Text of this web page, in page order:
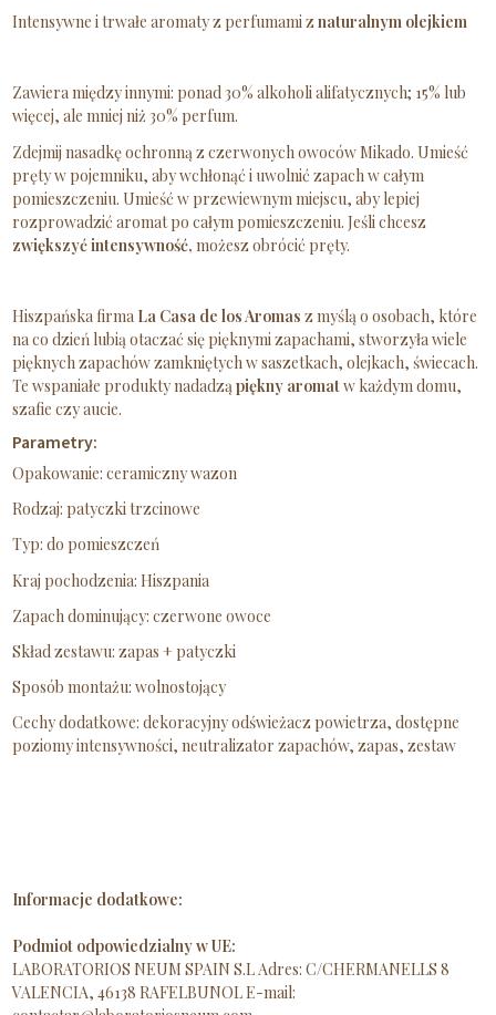
Intensywne i trwałe aromaty z perfumami znaturalnym olejkiem
Zawiera między innymi: ponad 30% alkoholi alifatycznych; 15% lub
więcej, ale mniej niż 30% perfum.
Zdejmij nasadkę ochronną z czerwonych owoców Mikado. Umieść
pręty w pojemniku, aby wchłonąć i uwolnić zapach w całym
pomieszczeniu. Umieść w przewiewnym miejscu, aby lepiej
rozprowadzić aromat po całym pomieszczeniu. Jeśli chcesz
zwiększyć intensywność, możesz obrócić pręty.
Hiszpańska firmaLa Casa de los Aromas z myślą o osobach, które
na co dzień lubią otaczać się pięknymi zapachami, stworzyła wiele
pięknych zapachów zamkniętych w saszetkach, olejkach, świecach.
Te wspaniałe produkty nadadząpiękny aromatw każdym domu,
szafie czy aucie.
Parametry:
Opakowanie: ceramiczny wazon
Rodzaj: patyczki trzcinowe
Typ: do pomieszczeń
Kraj pochodzenia: Hiszpania
Zapach dominujący: czerwone owoce
Skład zestawu: zapas + patyczki
Sposób montażu: wolnostojący
Cechy dodatkowe: dekoracyjny odświeżacz powietrza, dostępne
poziomy intensywności, neutralizator zapachów, zapas, zestaw
Informacje dodatkowe:
Podmiot odpowiedzialny w UE:
LABORATORIOS NEUM SPAIN S.L Adres: C/CHERMANELLS 8
VALENCIA, 46138 RAFELBUNOL E-mail: